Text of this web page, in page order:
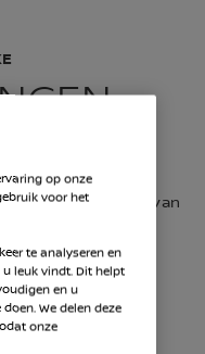
uitvoeringen van
+ de uitvoering
met elkaar
op onze
voor het
te analyseren en
u leuk vindt. Dit helpt
en u
We delen deze
onze